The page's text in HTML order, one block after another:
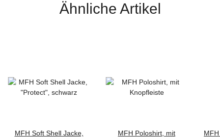
Ähnliche Artikel
MFH Soft Shell Jacke,
MFH Poloshirt, mit